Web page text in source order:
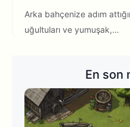
Arka bahçenize adım
uğultuları ve yumuşak,…
En son